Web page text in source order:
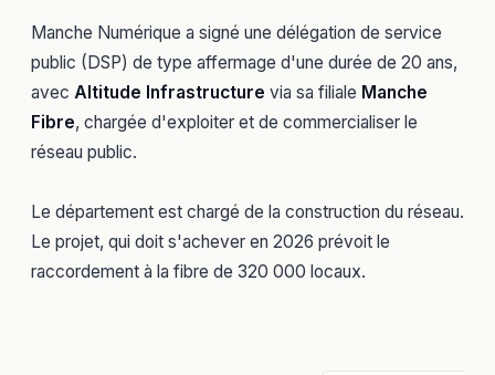
Manche Numérique a signé une délégation de service
public (DSP) de type affermage d'une durée de 20 ans,
avec Altitude Infrastructure via sa filiale Manche
Fibre, chargée d'exploiter et de commercialiser le
réseau public.
Le département est chargé de la construction du réseau.
Le projet, qui doit s'achever en 2026 prévoit le
raccordement à la fibre de 320 000 locaux.